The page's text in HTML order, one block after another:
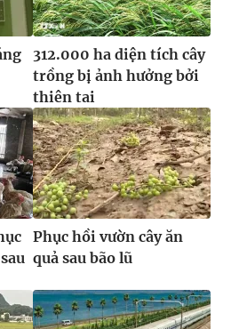
312.000 ha diện tích cây
trồng bị ảnh hưởng bởi
thiên tai
Phục hồi vườn cây ăn
quả sau bão lũ